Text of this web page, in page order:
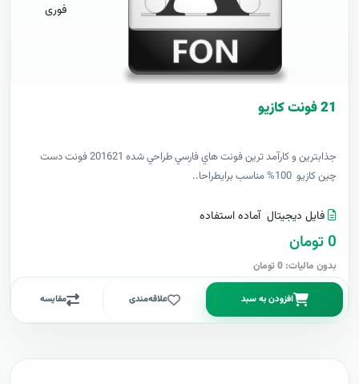
فوری
21 فونت کازيو
جذابترين و کارآمد ترين فونت هاي فارسي طراحي شده 201621 فونت دست
چين کازيو 100% مناسب برايطراحا..
فایل دیجیتال آماده استفاده
0 تومان
بدون مالیات: 0 تومان
افزودن به سبد علاقه‌مندی مقایسه